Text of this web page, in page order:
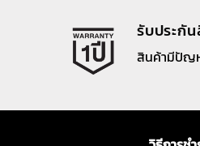
รับประกั
สินค้ามีปัญ